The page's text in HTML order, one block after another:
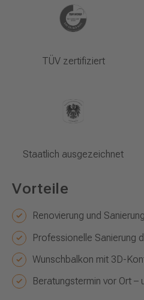
TÜV zertifiziert
Staatlich ausgezeichnet
Vorteile
Renovierung und
Professionelle Sanierung
Wunschbalkon mit 3D-
Beratungstermin vor Ort –